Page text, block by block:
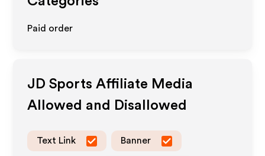
Paid order
JD Sports Affiliate Media
Allowed and Disallowed
Text Link Banner